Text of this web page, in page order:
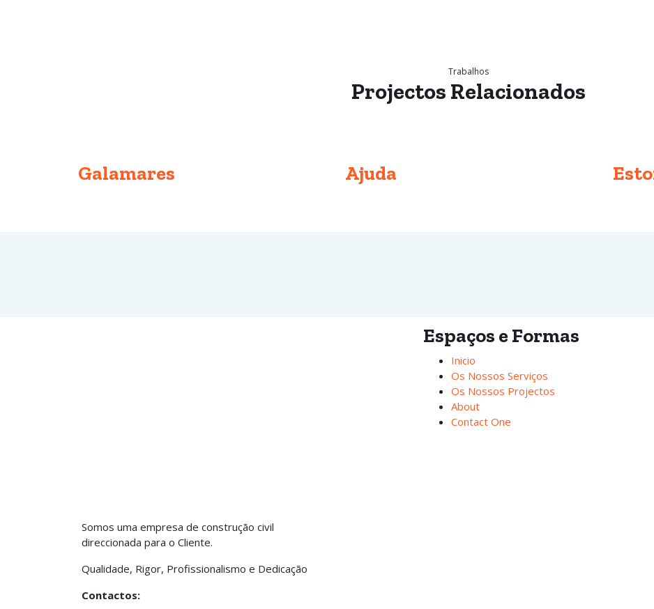
Trabalhos
Projectos Relacionados
Galamares Ajuda
Somos uma empresa de construção civil
direccionada para o Cliente.
Qualidade, Rigor, Profissionalismo e Dedicação
Contactos:
Espaços e Formas
Inicio
Os Nossos Serviços
Os Nossos Projectos
About
Contact One